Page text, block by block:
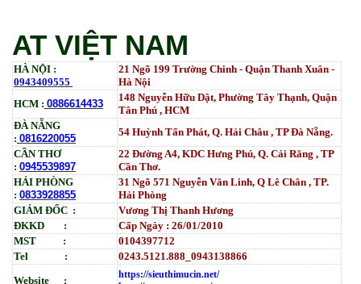
AT VIỆT NAM
HÀ NỘI :
0943409555
21 Ngõ 199 Trường Chinh - Quận Thanh Xuân -
Hà Nội
HCM : 0886614433
148 Nguyễn Hữu Dật, Phường Tây Thạnh, Quận
Tân Phú , HCM
ĐÀ NẴNG
: 0816220055
54 Huỳnh Tấn Phát, Q. Hải Châu , TP Đà Nẵng.
CẦN THƠ
: 0945539897
22 Đường A4, KDC Hưng Phú, Q. Cái Răng , TP
Cần Thơ.
HẢI PHÒNG
: 0833928855
31 Ngõ 571 Nguyễn Văn Linh, Q Lê Chân , TP.
Hải Phòng
GIÁM ĐỐC :
Vương Thị Thanh Hương
ĐKKD :
Cấp Ngày : 26/01/2010
MST :
0104397712
Tel :
0243.5121.888_0943138866
Website :
https://sieuthimucin.net/